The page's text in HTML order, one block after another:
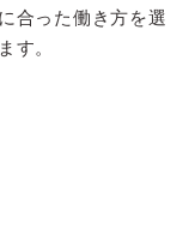
合った働き方を選
す。